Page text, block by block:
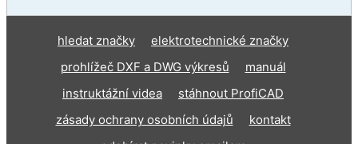
hledat značky
elektrotechnické značky
prohlížeč DXF a DWG výkresů
manuál
instruktážní videa
stáhnout ProfiCAD
zásady ochrany osobních údajů
kontakt